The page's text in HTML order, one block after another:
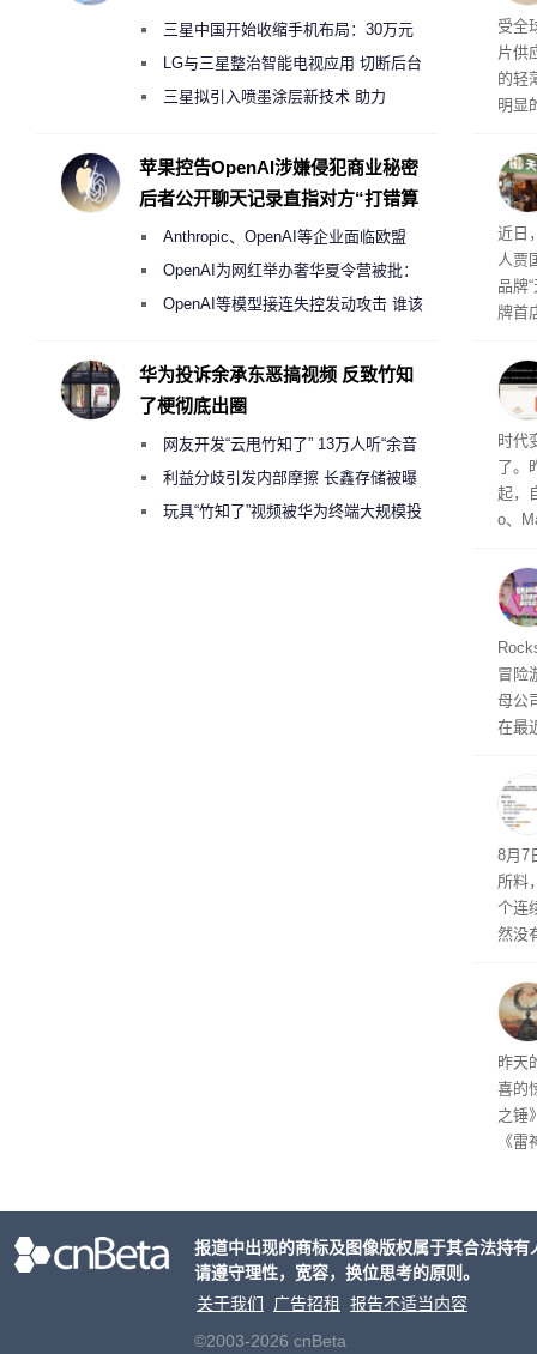
交
受全
片供
的轻
明显
肉
近日
人贾
品牌
牌首
者
与西
时代
了。
起，
o、
和
命令
起
防御
气将
发效
期
冒险
母公
在最
ss
悄
8月7
所料
个连
然没
有
着——
线
昨天
喜的
之锤
《
三星中国开始收缩手机布局：30万元
月销售额不达标门店 将被逐步清退
LG与三星整治智能电视应用 切断后台
偷偷共享带宽的违规行为
三星拟引入喷墨涂层新技术 助力
度
苹果控告OpenAI涉嫌侵犯商业秘密
后者公开聊天记录直指对方“打错算
Anthropic、OpenAI等企业面临欧盟
《人工智能法案》全新执法权限审查
OpenAI为网红举办奢华夏令营被批：
2000美元一晚 遭讽“反乌托邦”
OpenAI等模型接连失控发动攻击 谁该
华为投诉余承东恶搞视频 反致竹知
了梗彻底出圈
网友开发“云甩竹知了” 13万人听“余音
绕梁”利益分歧引发内部摩擦 长鑫存储被曝
曾将华为驻场工程师驱逐出研发基地
玩具“竹知了”视频被华为终端大规模投
报道中出现的商标及图像版权属于其合法持
请遵守理性，宽容，换位思考的原则。
关于我们
广告招租
报告不适当内容
©2003-2026 cnBeta